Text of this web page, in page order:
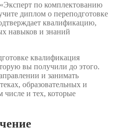
по комплектованию
диплом о переподготовке
квалификацию,
навыков и знаний
квалификация
вы получили до этого.
и занимать
образовательных и
числе и тех, которые